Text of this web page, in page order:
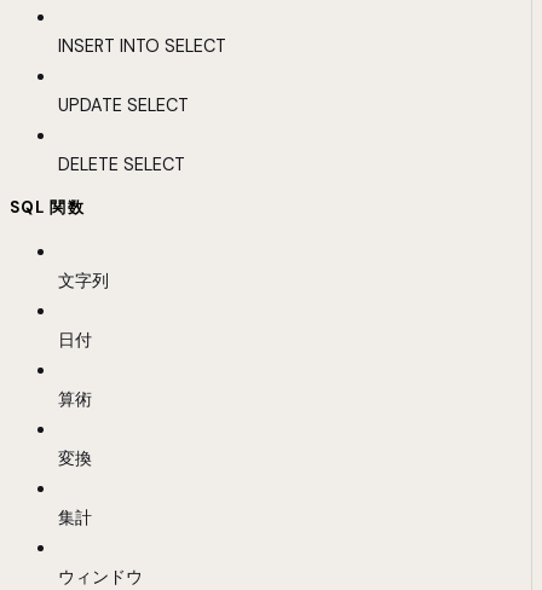
INSERT INTO SELECT
UPDATE SELECT
DELETE SELECT
SQL 関数
文字列
日付
算術
変換
集計
ウィンドウ